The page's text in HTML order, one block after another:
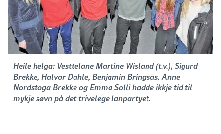
Heile helga: Vesttelane Martine Wisland (t.v.), Sigurd
Brekke, Halvor Dahle, Benjamin Bringsås, Anne
Nordstoga Brekke og Emma Solli hadde ikkje tid til
mykje søvn på det trivelege lanpartyet.